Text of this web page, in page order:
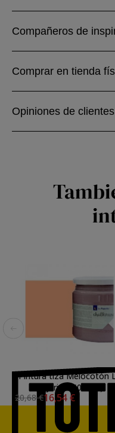
Compañeros de
Comprar en tienda
Opiniones de clientes
Pintura tiza Melocotón
Pajarita (500 ml.)
20,68 €16,54 €